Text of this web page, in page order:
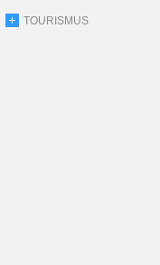
TOURISMUS